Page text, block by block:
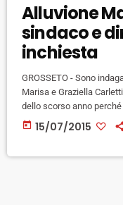
Alluvione
sindaco e
inchiesta
GROSSETO - Sono
Marisa e Graziella
dello scorso anno
l'alluvione ai Guinzoni
Manciano (Grosseto)
today 15/07/2015